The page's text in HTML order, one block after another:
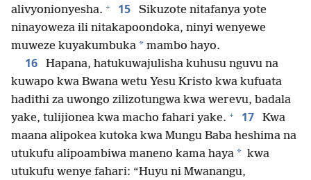
alivyonionyesha. + 15
Sikuzote nitafanya yote
ninayoweza ili nitakapoondoka, ninyi wenyewe
muweze kuyakumbuka * mambo hayo.
16
Hapana, hatukuwajulisha kuhusu nguvu na
kuwapo kwa Bwana wetu Yesu Kristo kwa kufuata
hadithi za uwongo zilizotungwa kwa werevu, badala
yake, tulijionea kwa macho fahari yake. + 17
Kwa
maana alipokea kutoka kwa Mungu Baba heshima na
utukufu alipoambiwa maneno kama haya * kwa
utukufu wenye fahari: “Huyu ni Mwanangu,